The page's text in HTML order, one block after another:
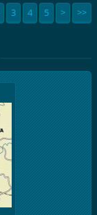
3 4 5 > >>